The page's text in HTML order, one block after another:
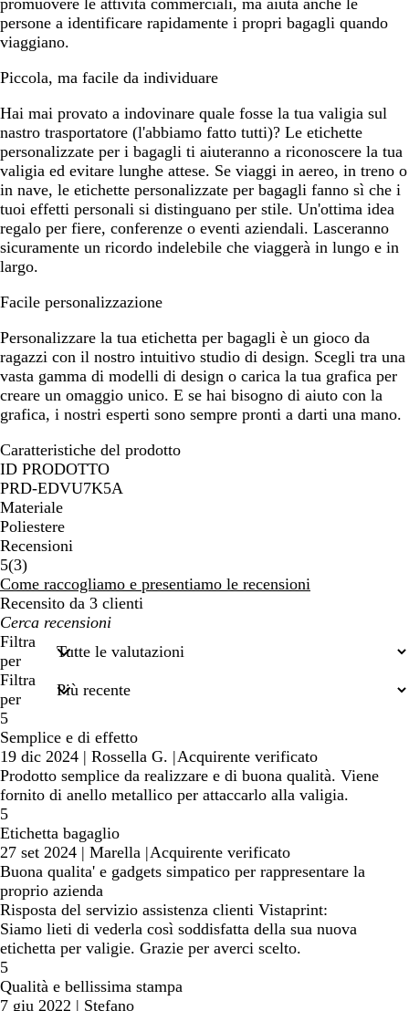
promuovere le attività commerciali, ma aiuta anche le
persone a identificare rapidamente i propri bagagli quando
viaggiano.
Piccola, ma facile da individuare
Hai mai provato a indovinare quale fosse la tua valigia sul
nastro trasportatore (l'abbiamo fatto tutti)? Le etichette
personalizzate per i bagagli ti aiuteranno a riconoscere la tua
valigia ed evitare lunghe attese. Se viaggi in aereo, in treno o
in nave, le etichette personalizzate per bagagli fanno sì che i
tuoi effetti personali si distinguano per stile. Un'ottima idea
regalo per fiere, conferenze o eventi aziendali. Lasceranno
sicuramente un ricordo indelebile che viaggerà in lungo e in
largo.
Facile personalizzazione
Personalizzare la tua etichetta per bagagli è un gioco da
ragazzi con il nostro intuitivo studio di design. Scegli tra una
vasta gamma di modelli di design o carica la tua grafica per
creare un omaggio unico. E se hai bisogno di aiuto con la
grafica, i nostri esperti sono sempre pronti a darti una mano.
Caratteristiche del prodotto
ID PRODOTTO
PRD-EDVU7K5A
Materiale
Poliestere
Recensioni
5(33
recensioni
)
Come raccogliamo e presentiamo le recensioni
Recensito da 3 clienti
I
miei
termini
di
ricerca
Filtra
per
Filtra
per
5
Semplice e di effetto
19 dic 2024 | Rossella G. |Acquirente verificato
Prodotto semplice da realizzare e di buona qualità. Viene
fornito di anello metallico per attaccarlo alla valigia.
5
Etichetta bagaglio
27 set 2024 | Marella |Acquirente verificato
Buona qualita' e gadgets simpatico per rappresentare la
proprio azienda
Risposta del servizio assistenza clienti Vistaprint:
Siamo lieti di vederla così soddisfatta della sua nuova
etichetta per valigie. Grazie per averci scelto.
5
Qualità e bellissima stampa
7 giu 2022 | Stefano